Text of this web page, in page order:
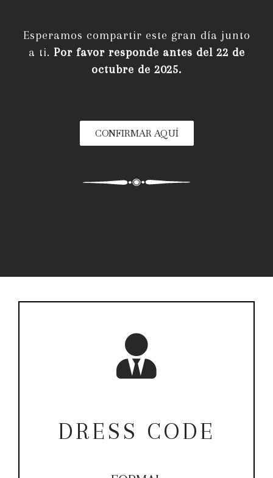
Esperamos compartir este gran día junto
a ti. Por favor responde antes del 22 de
octubre de 2025.
CONFIRMAR AQUÍ
DRESS CODE